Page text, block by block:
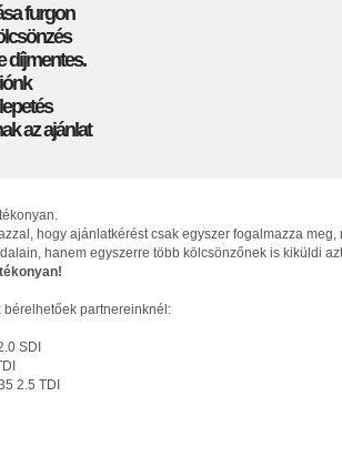
furgon
díjmentes.
az ajánlat
hogy ajánlatkérést csak egyszer fogalmazza
hanem egyszerre több kölcsönzőnek is kiküldi
bérelhetőek partnereinknél:
SDI
2.5 TDI